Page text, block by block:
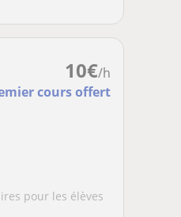
10€/h
cours offert
pour les élèves